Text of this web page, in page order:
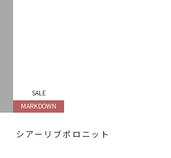
SALE
MARKDOWN
シアーリブポロニット